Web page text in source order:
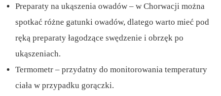
Preparaty na ukąszenia owadów – w Chorwacji można
spotkać różne gatunki owadów, dlatego warto mieć pod
ręką preparaty łagodzące swędzenie i obrzęk po
ukąszeniach.
Termometr – przydatny do monitorowania temperatury
ciała w przypadku gorączki.